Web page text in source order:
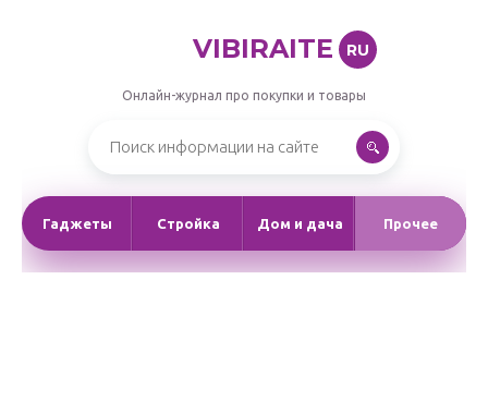
VIBIRAITE RU
Онлайн-журнал про покупки и товары
Гаджеты Стройка Дом и дача Прочее